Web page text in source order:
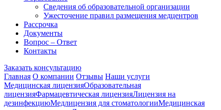
Сведения об образовательной организации
Ужесточение правил размещения медцентров
Рассрочка
Документы
Вопрос – Ответ
Контакты
Заказать консультацию
Главная О компании Отзывы Наши услуги
Медицинская лицензияОбразовательная
лицензияФармацевтическая лицензияЛицензия на
дезинфекциюМедлицензия для стоматологииМедицинская